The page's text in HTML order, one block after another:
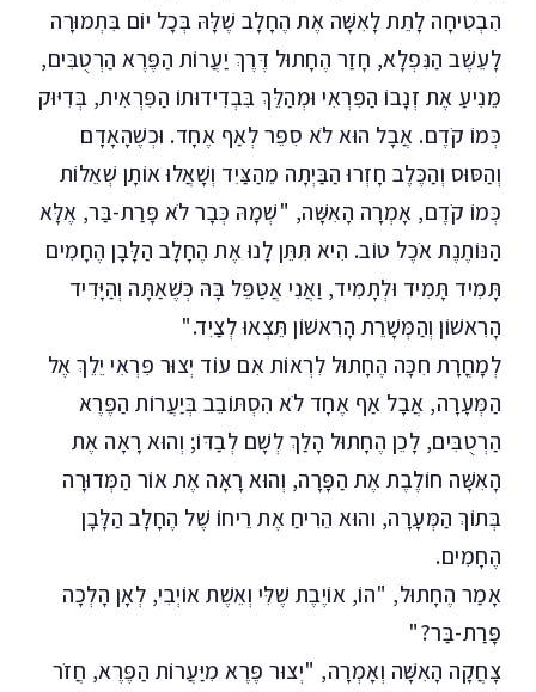
הִבְטִיחָה לָתֵת לָאִשָּׁה אֶת הֶחָלָב שֶׁלָּהּ בְּכָל יוֹם בִּתְמוּרָה
לָעֵשֶׁב הַנִּפְלָא, חָזַר הֶחָתוּל דֶּרֶךְ יַעֲרוֹת הַפֶּרֶא הַרְטֻבִּים,
מֵנִיעַ אֶת זְנָבוֹ הַפִּרְאִי וּמְהַלֵּךְ בִּבְדִידוּתוֹ הַפִּרְאִית, בְּדִיּוּק
כְּמוֹ קֹדֶם. אֲבָל הוּא לֹא סִפֵּר לְאַף אֶחָד. וּכְשֶׁהָאָדָם
וְהַסּוּס וְהַכֶּלֶב חָזְרוּ הַבַּיְתָה מֵהַצַּיִד וְשָׁאֲלוּ אוֹתָן שְׁאֵלוֹת
כְּמוֹ קֹדֶם, אָמְרָה הָאִשָּׁה, "שְׁמָהּ כְּבָר לֹא פָּרַת-בַּר, אֶלָּא
הַנּוֹתֶנֶת אֹכֶל טוֹב. הִיא תִּתֵּן לָנוּ אֶת הֶחָלָב הַלָּבָן הֶחָמִים
תָּמִיד תָּמִיד וּלְתָמִיד, וַאֲנִי אֲטַפֵּל בָּהּ כְּשֶׁאַתָּה וְהַיָּדִיד
הָרִאשׁוֹן וְהַמְּשָׁרֵת הָרִאשׁוֹן תֵּצְאוּ לְצַיִד."
לְמָחֳרָת חִכָּה הֶחָתוּל לִרְאוֹת אִם עוֹד יְצוּר פִּרְאִי יֵלֵךְ אֶל
הַמְּעָרָה, אֲבָל אַף אֶחָד לֹא הִסְתּוֹבֵב בְּיַעֲרוֹת הַפֶּרֶא
הַרְטֻבִּים, לָכֵן הֶחָתוּל הָלַךְ לְשָׁם לְבַדּוֹ; וְהוּא רָאָה אֶת
הָאִשָּׁה חוֹלֶבֶת אֶת הַפָּרָה, וְהוּא רָאָה אֶת אוֹר הַמְּדוּרָה
בְּתוֹךְ הַמְּעָרָה, והוּא הֵרִיחַ אֶת רֵיחוֹ שֶׁל הֶחָלָב הַלָּבָן
הֶחָמִים.
אָמַר הֶחָתוּל, "הוֹ, אוֹיֶבֶת שֶׁלִּי וְאֵשֶׁת אוֹיְבִי, לְאָן הָלְכָה
פָּרַת-בַּר?"
צָחֲקָה הָאִשָּׁה וְאָמְרָה, "יְצוּר פֶּרֶא מִיַּעֲרוֹת הַפֶּרֶא, חֲזֹר